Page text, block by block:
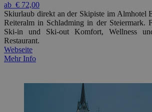
ab € 72,00
Skiurlaub direkt an der Skipiste im Almhotel
Reiteralm in Schladming in der Steiermark.
Ski-in und Ski-out Komfort, Wellness
Restaurant.
Webseite
Mehr Info